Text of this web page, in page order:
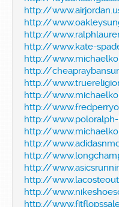
http://
http://
http://
http://www.kate-
http://
http://
http://
http://
http://
http://
http://
http://
http://
http://
http://
http://
http://